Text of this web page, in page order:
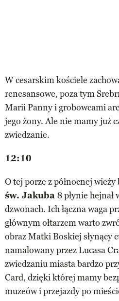
W cesarskim kościele
renesansowe, poza tym
Marii Panny i grobowcami
jego żony. Ale nie mamy już
zwiedzanie.
12:10
O tej porze z północnej wieży
św. Jakuba 8 płynie hejnał
dzwonach. Ich łączna waga
głównym ołtarzem warto
obraz Matki Boskiej słynący
namalowany przez Lucasa
zwiedzaniu miasta bardzo
Card, dzięki której mamy
muzeów i przejazdy po